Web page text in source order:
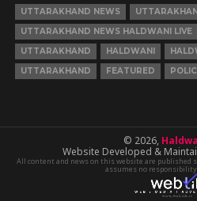
UTTARAKHAND NEWS
UTTARAKHAND NEWS HALDWANI LIVE
UTTARAKHAND
HALDWANI
UTTARAKHAND
FEATURED
© 2026,
Website Developed &
All content and news on this website are published
assumes no